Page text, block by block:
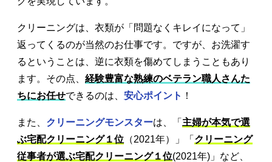
クリーニングは、衣類が「問題なくキレイになって」
返ってくるのが当然のお仕事です。ですが、お洗濯す
るということは、逆に衣類を傷めてしまうこともあり
ます。その点、 経験豊富な熟練のベテラン職人さんた
ちにお任せできるのは、 安心ポイント ！
また、 クリーニングモンスターは、「 主婦が本気で選
ぶ宅配クリーニング１位 （2021年）」「 クリーニング
従事者が選ぶ宅配クリーニング１位(2021年)」など、